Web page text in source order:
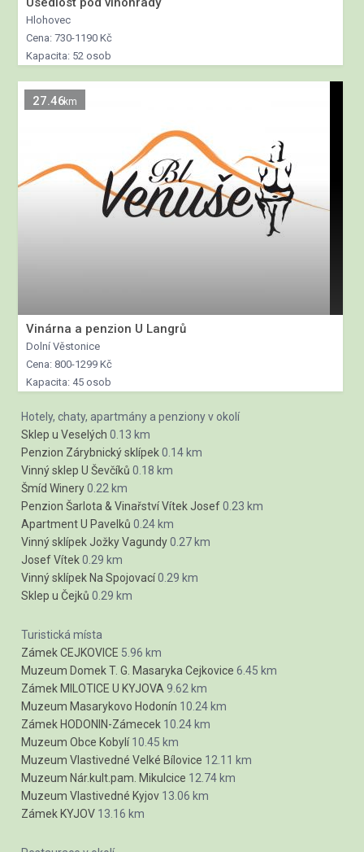
Hlohovec
Cena: 730-1190 Kč
Kapacita: 52 osob
27.46km
Vinárna a penzion U Langrů
Dolní Věstonice
Cena: 800-1299 Kč
Kapacita: 45 osob
Hotely, chaty, apartmány a penziony v okolí
Sklep u Veselých 0.13 km
Penzion Zárybnický sklípek0.14 km
Vinný sklep U Ševčíků 0.18 km
Šmíd Winery0.22 km
Penzion Šarlota & Vinařství Vítek Josef0.23 km
Apartment U Pavelků 0.24 km
Vinný sklípek Jožky Vagundy0.27 km
Josef Vítek0.29 km
Vinný sklípek Na Spojovací0.29 km
Sklep u Čejků 0.29 km
Turistická místa
Zámek CEJKOVICE 5.96 km
Muzeum Domek T. G. Masaryka Cejkovice 6.45 km
Zámek MILOTICE U KYJOVA 9.62 km
Muzeum Masarykovo Hodonín 10.24 km
Zámek HODONIN-Zámecek 10.24 km
Muzeum Obce Kobylí 10.45 km
Muzeum Vlastivedné Velké Bílovice 12.11 km
Muzeum Nár.kult.pam. Mikulcice 12.74 km
Muzeum Vlastivedné Kyjov 13.06 km
Zámek KYJOV 13.16 km